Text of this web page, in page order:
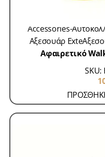
Accessories-
Αξεσουάρ Exte
Αφαιρετικό
SKU: